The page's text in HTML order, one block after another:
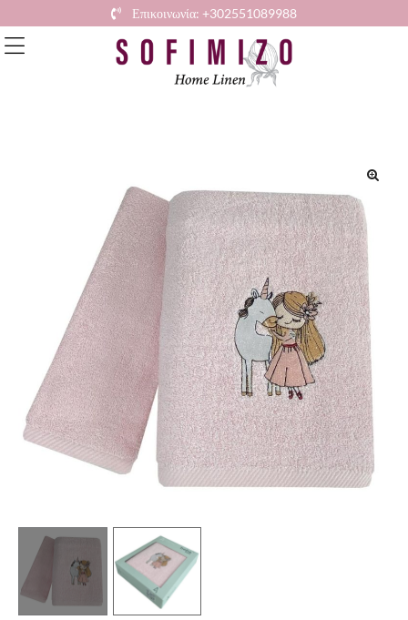
Επικοινωνία: +302551089988